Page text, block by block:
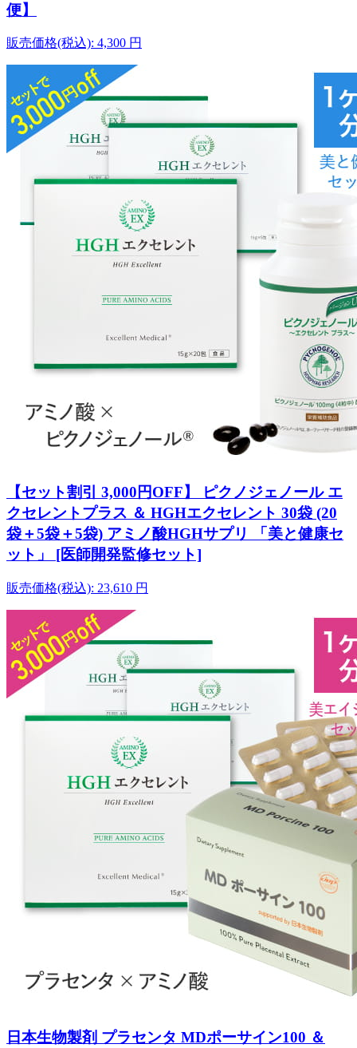
便】
販売価格(税込): 4,300 円
【セット割引 3,000円OFF】 ピクノジェノール エ
クセレントプラス ＆ HGHエクセレント 30袋 (20
袋＋5袋＋5袋) アミノ酸HGHサプリ 「美と健康セ
ット」 [医師開発監修セット]
販売価格(税込): 23,610 円
日本生物製剤 プラセンタ MDポーサイン100 ＆